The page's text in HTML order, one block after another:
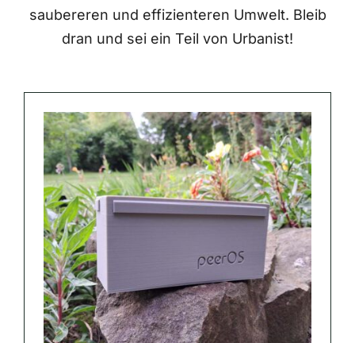
saubereren und effizienteren Umwelt. Bleib
dran und sei ein Teil von Urbanist!